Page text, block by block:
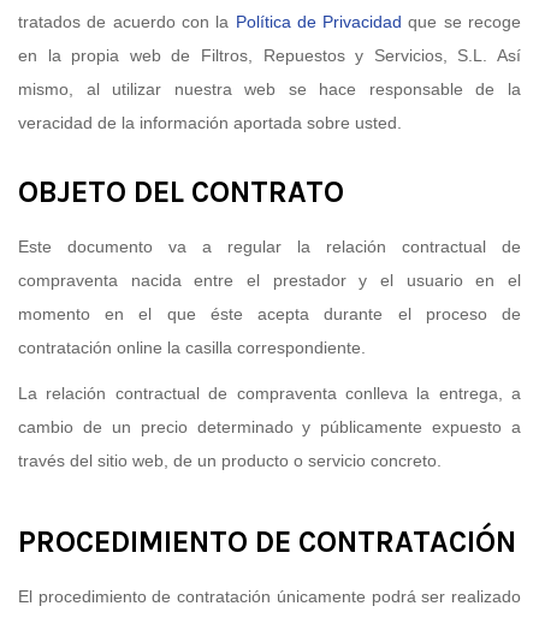
tratados de acuerdo con la Política de Privacidad que se recoge
en la propia web de Filtros, Repuestos y Servicios, S.L. Así
mismo, al utilizar nuestra web se hace responsable de la
veracidad de la información aportada sobre usted.
OBJETO DEL CONTRATO
Este documento va a regular la relación contractual de
compraventa nacida entre el prestador y el usuario en el
momento en el que éste acepta durante el proceso de
contratación online la casilla correspondiente.
La relación contractual de compraventa conlleva la entrega, a
cambio de un precio determinado y públicamente expuesto a
través del sitio web, de un producto o servicio concreto.
PROCEDIMIENTO DE CONTRATACIÓN
El procedimiento de contratación únicamente podrá ser realizado